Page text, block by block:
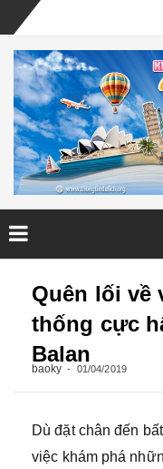
content
Quên lối về
thống cực
Balan
baoky 01/04/2019
Dù đặt chân đến
việc khám phá